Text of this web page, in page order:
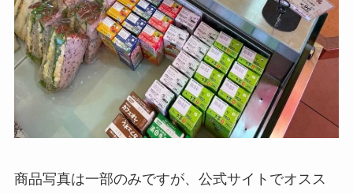
商品写真は一部のみですが、公式サイトでオスス